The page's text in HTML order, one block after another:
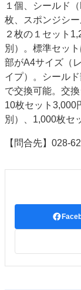
１個、シールド（
枚、スポンジシー
２枚の１セット
別）。標準セッ
部がA4サイズ（
イプ）。シール
で交換可能。交
10枚セット3,000
別）、1,000枚セ
【問合先】028-